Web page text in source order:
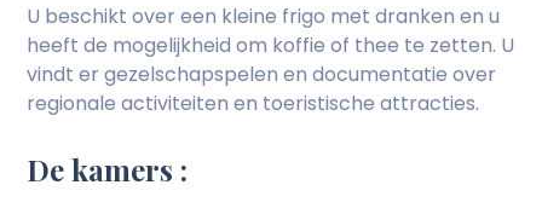
U beschikt over een kleine frigo met dranken en u
heeft de mogelijkheid om koffie of thee te zetten. U
vindt er gezelschapspelen en documentatie over
regionale activiteiten en toeristische attracties.
De kamers :